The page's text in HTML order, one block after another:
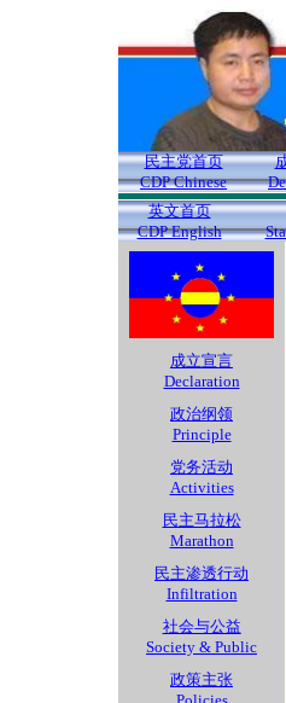
民主党首页
CDP Chinese
英文首页
CDP English
成立宣言
Declaration
政治纲领
Principle
党务活动
Activities
民主马拉松
Marathon
民主渗透行动
Infiltration
社会与公益
Society & Public
政策主张